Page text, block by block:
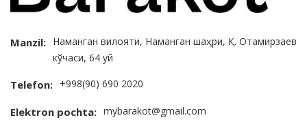
Manzil: Наманган вилояти, Наманган шаҳри, Қ. Отамирзаев
кўчаси, 64 уй
Telefon: +998(90) 690 2020
Elektron pochta: mybarakot@gmail.com